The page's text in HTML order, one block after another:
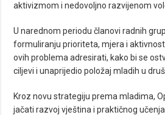
aktivizmom i nedovoljno razvijenom
U narednom periodu članovi radnih
formuliranju prioriteta, mjera i
ovih problema adresirati, kako bi se
ciljevi i unaprijedio položaj mladih u
Kroz novu strategiju prema mladima,
jačati razvoj vještina i praktičnog